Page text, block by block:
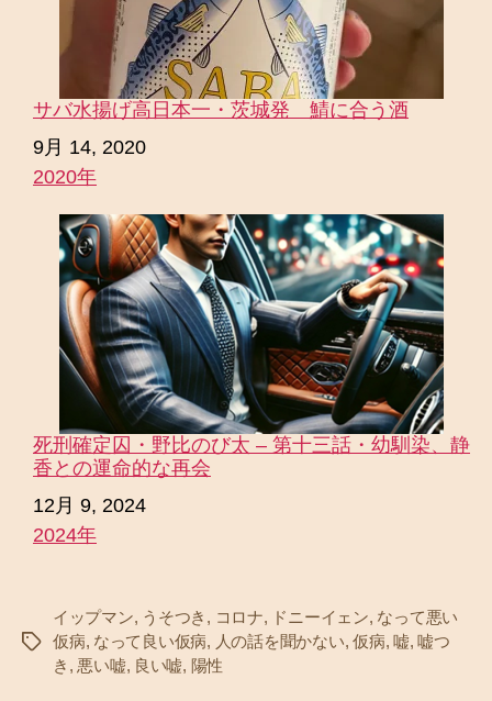
サバ水揚げ高日本一・茨城発 鯖に合う酒
日付
9月 14, 2020
関連理由
2020年
死刑確定囚・野比のび太 – 第十三話・幼馴染、静
香との運命的な再会
日付
12月 9, 2024
関連理由
2024年
タ
イップマン, うそつき , コロナ, ドニーイェン, なって悪い
仮病, なって良い仮病, 人の話を聞かない,仮病,嘘,嘘つ
き , 悪い嘘, 良い嘘, 陽性